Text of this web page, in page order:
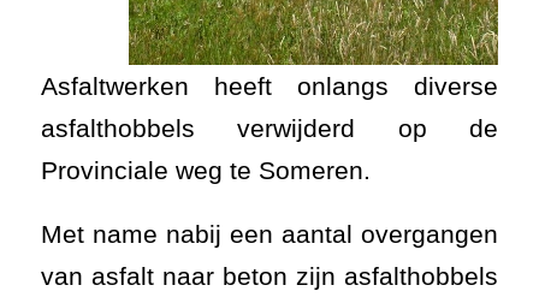
Asfaltwerken heeft onlangs diverse
asfalthobbels verwijderd op de
Provinciale weg te Someren.
Met name nabij een aantal overgangen
van asfalt naar beton zijn asfalthobbels